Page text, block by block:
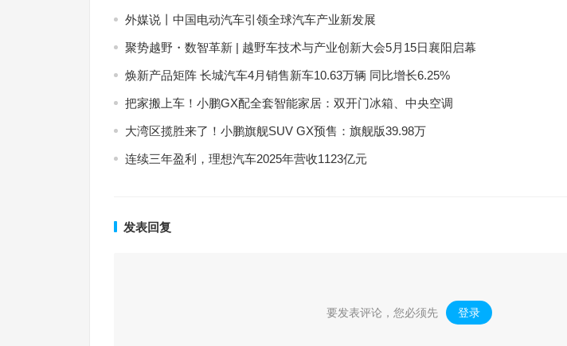
外媒说丨中国电动汽车引领全球汽车产业新发展
聚势越野・数智革新 | 越野车技术与产业创新大会5月15日襄阳启幕
焕新产品矩阵 长城汽车4月销售新车10.63万辆 同比增长6.25%
把家搬上车！小鹏GX配全套智能家居：双开门冰箱、中央空调
大湾区揽胜来了！小鹏旗舰SUV GX预售：旗舰版39.98万
连续三年盈利，理想汽车2025年营收1123亿元
发表回复
要发表评论，您必须先 登录 。